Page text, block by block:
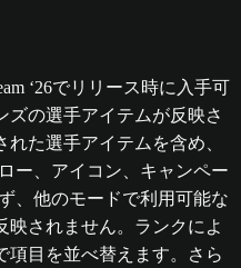
‘26でリリース時に入手可
ズの選手アイテムが反映さ
た選手アイテムを含め、
ー、アイコン、キャンペー
、他のモードで利用可能な
映されません。ランクによ
項目を並べ替えます。さら